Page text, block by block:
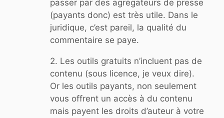
passer par des agrégateurs de presse
(payants donc) est très utile. Dans le
juridique, c’est pareil, la qualité du
commentaire se paye.
2. Les outils gratuits n’incluent pas de
contenu (sous licence, je veux dire).
Or les outils payants, non seulement
vous offrent un accès à du contenu
mais payent les droits d’auteur à votre